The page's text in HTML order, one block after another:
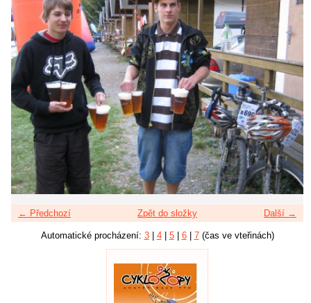
← Předchozí Další →
Zpět do složky
Automatické procházení: 3| 4| 5| 6| 7(čas ve vteřinách)